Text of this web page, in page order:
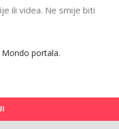
ili videa. Ne smije biti
Mondo portala.